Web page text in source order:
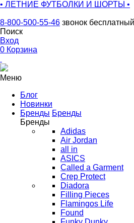
• ЛЕТНИЕ ФУТБОЛКИ И ШОРТЫ •
8-800-500-55-46 звонок бесплатный
Поиск
Вход
0 Корзина
Меню
Блог
Новинки
Бренды Бренды
Бренды
Adidas
Air Jordan
all in
ASICS
Called a Garment
Crep Protect
Diadora
Filling Pieces
Flamingos Life
Found